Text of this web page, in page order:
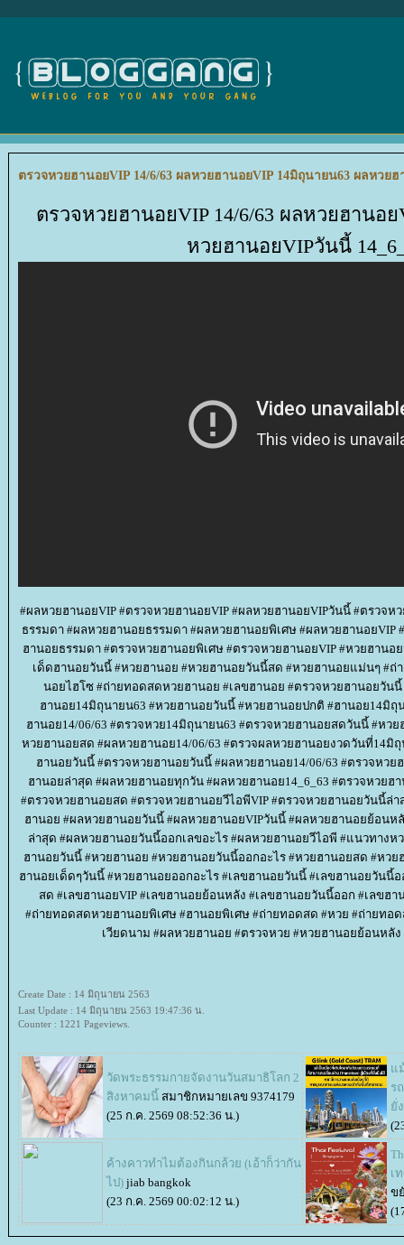
ตรวจหวยฮานอยVIP 14/6/63 ผลหวยฮานอยVIP 14มิถุนายน63 ผลหวยฮ
ตรวจหวยฮานอยVIP 14/6/63 ผลหวยฮานอ
หวยฮานอยVIPวันนี้
#ผลหวยฮานอยVIP #ตรวจหวยฮานอยVIP #ผลหวยฮานอยVIPวันนี้ #ตรวจ
ธรรมดา #ผลหวยฮานอยธรรมดา #ผลหวยฮานอยพิเศษ #ผลหวยฮานอย
ฮานอยธรรมดา #ตรวจหวยฮานอยพิเศษ #ตรวจหวยฮานอยVIP #หวยฮานอ
เด็ดฮานอยวันนี้ #หวยฮานอย #หวยฮานอยวันนี้สด #หวยฮานอยแม่นๆ #ถ่
นอยไฮโซ #ถ่ายทอดสดหวยฮานอย #เลขฮานอย #ตรวจหวยฮานอยวั
ฮานอย14มิถุนายน63 #หวยฮานอยวันนี้ #หวยฮานอยปกติ #ฮานอย14มิ
ฮานอย14/06/63 #ตรวจหวย14มิถุนายน63 #ตรวจหวยฮานอยสดวันนี้ #หว
หวยฮานอยสด #ผลหวยฮานอย14/06/63 #ตรวจผลหวยฮานอยงวดวันที่14
ฮานอยวันนี้ #ตรวจหวยฮานอยวันนี้ #ผลหวยฮานอย14/06/63 #ตรวจหว
ฮานอยล่าสุด #ผลหวยฮานอยทุกวัน #ผลหวยฮานอย14_6_63 #ตรวจหวย
#ตรวจหวยฮานอยสด #ตรวจหวยฮานอยวีไอพีVIP #ตรวจหวยฮานอยวันนี้
ฮานอย #ผลหวยฮานอยวันนี้ #ผลหวยฮานอยVIPวันนี้ #ผลหวยฮานอยย้อน
ล่าสุด #ผลหวยฮานอยวันนี้ออกเลขอะไร #ผลหวยฮานอยวีไอพี #แนวทาง
ฮานอยวันนี้ #หวยฮานอย #หวยฮานอยวันนี้ออกอะไร #หวยฮานอยสด #หว
ฮานอยเด็ดๆวันนี้ #หวยฮานอยออกอะไร #เลขฮานอยวันนี้ #เลขฮานอยวันนี้
สด #เลขฮานอยVIP #เลขฮานอยย้อนหลัง #เลขฮานอยวันนี้ออก #เลขฮ
#ถ่ายทอดสดหวยฮานอยพิเศษ #ฮานอยพิเศษ #ถ่ายทอดสด #หวย #ถ่ายท
เวียดนาม #ผลหวยฮานอย #ตรวจหวย #หวยฮานอยย้อนหลั
Create Date : 14 มิถุนายน 2563
Last Update : 14 มิถุนายน 2563 19:47:36 น.
Counter : 1221 Pageviews.
วัดพระธรรมกายจัดงานวันสมาธิโลก 2
สิงหาคมนี้ สมาชิกหมายเลข 9374179
(25 ก.ค. 2569 08:52:36 น.)
ม้
ร
ง
ค้างคาวทำไมต้องกินกล้วย (เอ้าก็ว่ากัน
ไป) jiab bangkok
(23 ก.ค. 2569 00:02:12 น.)
เ
ข